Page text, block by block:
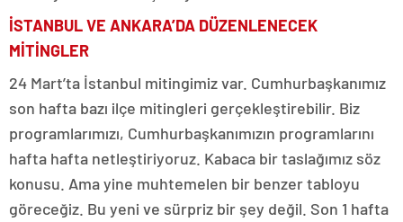
İSTANBUL VE ANKARA’DA DÜZENLENECEK
MİTİNGLER
24 Mart’ta İstanbul mitingimiz var. Cumhurbaşkanımız
son hafta bazı ilçe mitingleri gerçekleştirebilir. Biz
programlarımızı, Cumhurbaşkanımızın programlarını
hafta hafta netleştiriyoruz. Kabaca bir taslağımız söz
konusu. Ama yine muhtemelen bir benzer tabloyu
göreceğiz. Bu yeni ve sürpriz bir şey değil. Son 1 hafta